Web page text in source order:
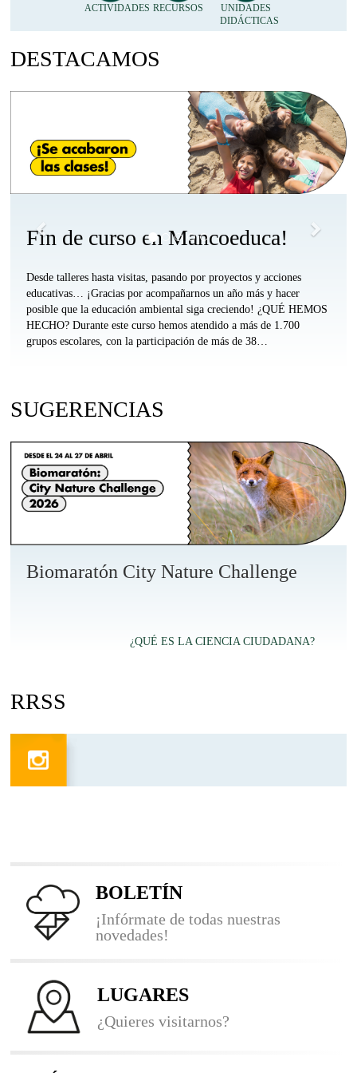
Día del Medio Ambiente
Accesos
Directos
Anónimo
Arriba
ACTIVIDADES RECURSOS
UNIDADES
DIDÁCTICAS
Directos
Profesorado
Comarca
Directos
Profesorado
Otras
Arriba
Directos
Apymas
Arriba
Directos
Familias
y
Arriba
DESTACAMOS
Fin de curso en Mancoeduca!
Desde talleres hasta visitas, pasando por proyectos y acciones
educativas… ¡Gracias por acompañarnos un año más y hacer
posible que la educación ambiental siga creciendo! ¿QUÉ HEMOS
HECHO? Durante este curso hemos atendido a más de 1.700
grupos escolares, con la participación de más de 38…
SUGERENCIAS
Biomaratón City Nature Challenge
¿QUÉ ES LA CIENCIA CIUDADANA?
RRSS
BOLETÍN
¡Infórmate de todas nuestras
novedades!
LUGARES
¿Quieres visitarnos?